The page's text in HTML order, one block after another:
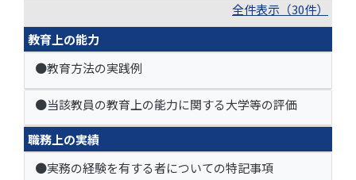
全件表示（30件）
教育上の能力
●教育方法の実践例
●当該教員の教育上の能力に関する大学等の評価
職務上の実績
●実務の経験を有する者についての特記事項